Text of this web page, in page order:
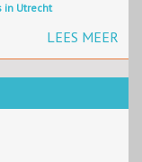
in Utrecht
LEES MEER